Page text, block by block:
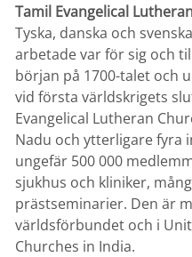
Tamil Evangelical
Tyska, danska och
arbetade var för sig och
början på 1700-talet och
vid första världskrigets
Evangelical Lutheran
Nadu och ytterligare fyra
ungefär 500 000
sjukhus och kliniker,
prästseminarier. Den är
världsförbundet och i
Churches in India.